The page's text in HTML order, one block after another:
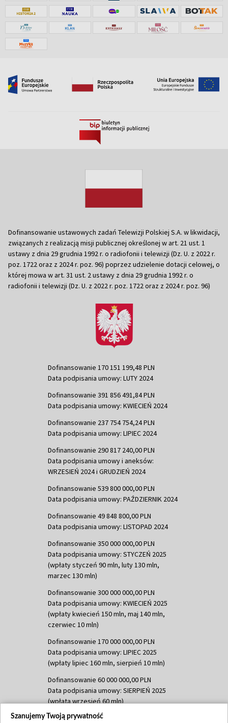
Dofinansowanie ustawowych zadań Telewizji Polskiej S.A. w likwidacji,
związanych z realizacją misji publicznej określonej w art. 21 ust. 1
ustawy z dnia 29 grudnia 1992 r. o radiofonii i telewizji (Dz. U. z 2022 r.
poz. 1722 oraz z 2024 r. poz. 96) poprzez udzielenie dotacji celowej, o
której mowa w art. 31 ust. 2 ustawy z dnia 29 grudnia 1992 r. o
radiofonii i telewizji (Dz. U. z 2022 r. poz. 1722 oraz z 2024 r. poz. 96)
Dofinansowanie 170 151 199,48 PLN
Data podpisania umowy: LUTY 2024
Dofinansowanie 391 856 491,84 PLN
Data podpisania umowy: KWIECIEŃ 2024
Dofinansowanie 237 754 754,24 PLN
Data podpisania umowy: LIPIEC 2024
Dofinansowanie 290 817 240,00 PLN
Data podpisania umowy i aneksów:
WRZESIEŃ 2024 i GRUDZIEŃ 2024
Dofinansowanie 539 800 000,00 PLN
Data podpisania umowy: PAŹDZIERNIK 2024
Dofinansowanie 49 848 800,00 PLN
Data podpisania umowy: LISTOPAD 2024
Dofinansowanie 350 000 000,00 PLN
Data podpisania umowy: STYCZEŃ 2025
(wpłaty styczeń 90 mln, luty 130 mln,
marzec 130 mln)
Dofinansowanie 300 000 000,00 PLN
Data podpisania umowy: KWIECIEŃ 2025
(wpłaty kwiecień 150 mln, maj 140 mln,
czerwiec 10 mln)
Dofinansowanie 170 000 000,00 PLN
Data podpisania umowy: LIPIEC 2025
(wpłaty lipiec 160 mln, sierpień 10 mln)
Dofinansowanie 60 000 000,00 PLN
Data podpisania umowy: SIERPIEŃ 2025
(wpłata wrzesień 60 mln)
Dofinansowanie 635 783 051,21 PLN
Szanujemy Twoją prywatność